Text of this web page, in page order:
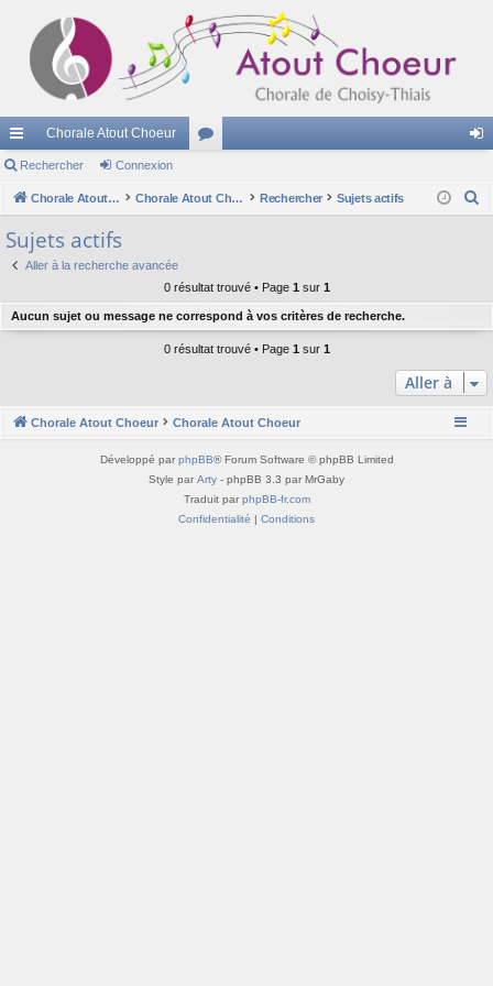
cc
ès
ra
pi
Chorale Atout Choeur
u ne
Rechercher Connexion
Chorale Atout Choeur Chorale Atout Choeur Rechercher Sujets actifs
e
Sujets actifs
Aller à la recherche avancée
0 résultat trouvé • Page 1 sur 1
Aucun sujet ou message ne correspond à vos critères de recherche.
0 résultat trouvé • Page 1 sur 1
Aller à
Chorale Atout Choeur Chorale Atout Choeur
Développé par phpBB® Forum Software © phpBB Limited
Style par Arty - phpBB 3.3 par MrGaby
Traduit par phpBB-fr.com
Confidentialité | Conditions